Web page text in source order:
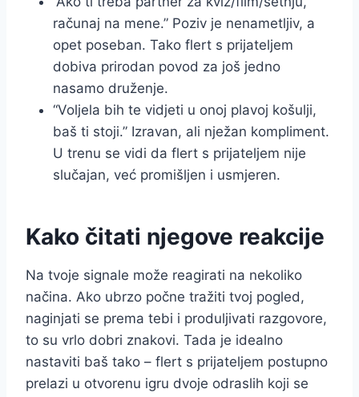
računaj na mene.” Poziv je nenametljiv, a
opet poseban. Tako flert s prijateljem
dobiva prirodan povod za još jedno
nasamo druženje.
“Voljela bih te vidjeti u onoj plavoj košulji,
baš ti stoji.” Izravan, ali nježan kompliment.
U trenu se vidi da flert s prijateljem nije
slučajan, već promišljen i usmjeren.
Kako čitati njegove reakcije
Na tvoje signale može reagirati na nekoliko
načina. Ako ubrzo počne tražiti tvoj pogled,
naginjati se prema tebi i produljivati razgovore,
to su vrlo dobri znakovi. Tada je idealno
nastaviti baš tako – flert s prijateljem postupno
prelazi u otvorenu igru dvoje odraslih koji se